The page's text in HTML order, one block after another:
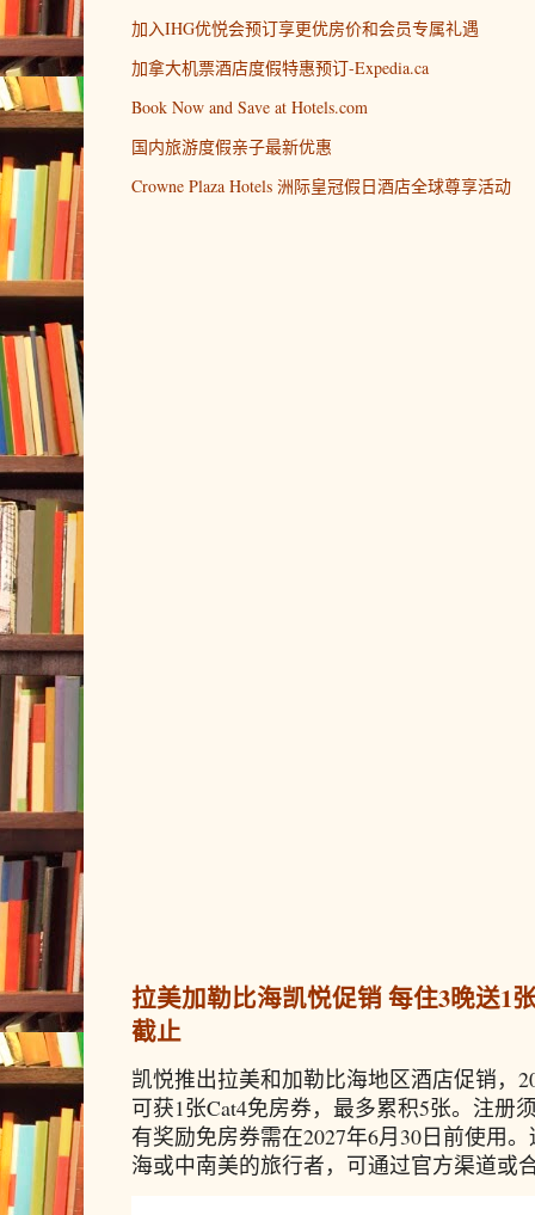
加入IHG优悦会预订享更优房价和会员专属礼遇
加拿大机票酒店度假特惠预订-Expedia.ca
Book Now and Save at Hotels.com
国内旅游度假亲子最新优惠
Crowne Plaza Hotels 洲际皇冠假日酒店全球尊享活动
拉美加勒比海凯悦促销 每住3晚送1
截止
凯悦推出拉美和加勒比海地区酒店促销，
可获1张Cat4免房券，最多累积5张。注册
有奖励免房券需在2027年6月30日前使用
海或中南美的旅行者，可通过官方渠道或